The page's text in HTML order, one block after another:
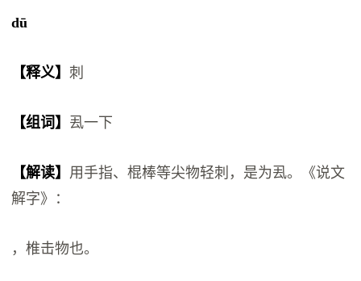
dū
【释义】刺
【组词】 厾一下
【解读】 用手指、棍棒等尖物轻刺，是为厾。《说文
解字》：
，椎击物也。